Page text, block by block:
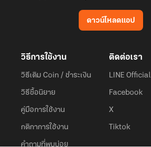
ดาวน์โหลดแอป
วิธีการใช้งาน
วิธีเติม Coin / ชำระเงิน
วิธีซื้อนิยาย
คู่มือการใช้งาน
กติกาการใช้งาน
คำถามที่พบบ่อย
ติดต่อเรา
LINE Official
Facebook
X
Tiktok